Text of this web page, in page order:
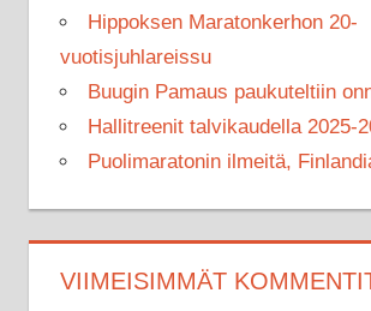
Hippoksen Maratonkerhon 20-
vuotisjuhlareissu
Buugin Pamaus paukuteltiin
Hallitreenit talvikaudella 2025-
Puolimaratonin ilmeitä,
VIIMEISIMMÄT